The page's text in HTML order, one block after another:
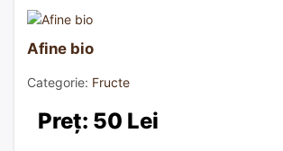
Afine bio
Categorie: Fructe
Preț: 50 Lei